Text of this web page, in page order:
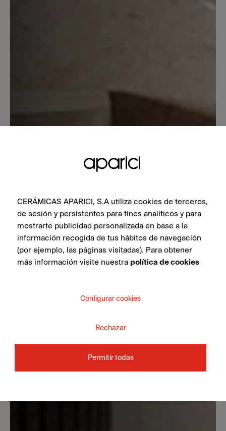
CERÁMICAS APARICI, S.A utiliza cookies de terceros,
de sesión y persistentes para fines analíticos y para
mostrarte publicidad personalizada en base a la
información recogida de tus hábitos de navegación
(por ejemplo, las páginas visitadas). Para obtener
más información visite nuestra política de cookies
Configurar cookies
Rechazar
Permitir todas